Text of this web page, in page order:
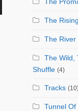
The Rising
The River
The Wild,
Shuffle (4)
Tracks
Tunnel Of